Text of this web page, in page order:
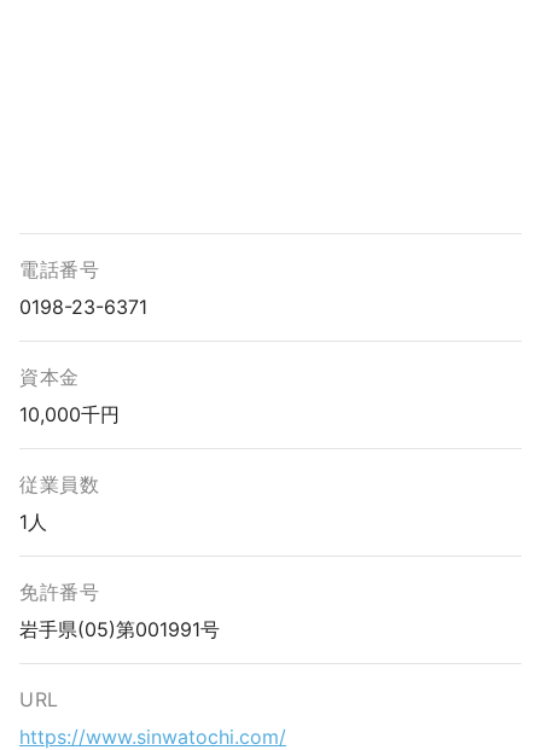
電話番号
0198-23-6371
資本金
10,000千円
従業員数
1人
免許番号
岩手県(05)第001991号
URL
https://www.sinwatochi.com/